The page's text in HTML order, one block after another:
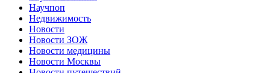
Научпоп
Недвижимость
Новости
Новости ЗОЖ
Новости медицины
Новости Москвы